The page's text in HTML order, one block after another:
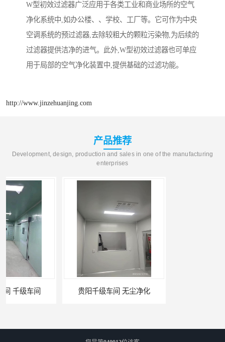
W型初效过滤器广泛应用于各类工业和商业场所的空气
净化系统中,如办公楼、、学校、工厂等。它可作为中央
空调系统的预过滤器,去除较粗大的颗粒污染物,为后续的
过滤器提供洁净的进气。此外,W型初效过滤器也可单应
用于局部的空气净化装置中,提供基础的过滤功能。
http://www.jinzehuanjing.com
产品推荐
Development, design, production and sales in one of the manufacturing
enterprises
贵阳千级车间 无尘净化